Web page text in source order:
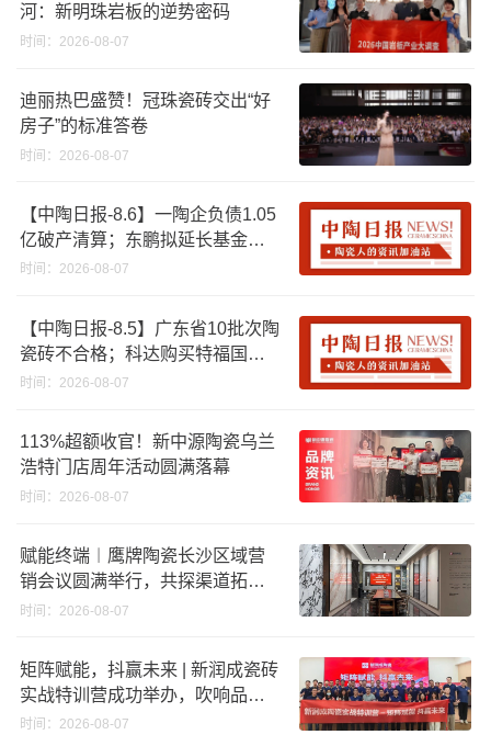
河：新明珠岩板的逆势密码
时间：2026-08-07
迪丽热巴盛赞！冠珠瓷砖交出“好
房子”的标准答卷
时间：2026-08-07
【中陶日报-8.6】一陶企负债1.05
亿破产清算；东鹏拟延长基金投
资期限；工信部开展建陶行业能
时间：2026-08-07
【中陶日报-8.5】广东省10批次陶
瓷砖不合格；科达购买特福国际
股份申请未通过；蒙娜丽莎5千万
破18亿元
时间：2026-08-07
113%超额收官！新中源陶瓷乌兰
浩特门店周年活动圆满落幕
时间：2026-08-07
赋能终端︱鹰牌陶瓷长沙区域营
销会议圆满举行，共探渠道拓展
与门店升级新路径
时间：2026-08-07
矩阵赋能，抖赢未来 | 新润成瓷砖
实战特训营成功举办，吹响品牌
秋季营销冲锋号！
时间：2026-08-07